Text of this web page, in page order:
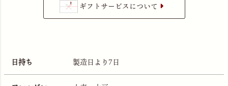
ギフトサービスについて
日持ち 製造日より7日